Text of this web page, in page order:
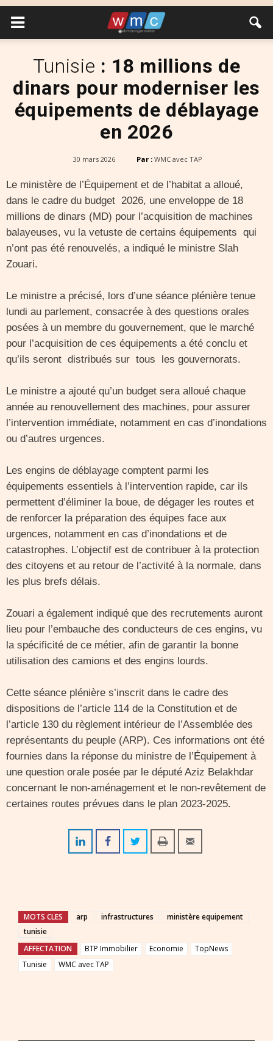
Tunisie : 18 millions de
dinars pour moderniser les
équipements de déblayage
en 2026
30 mars 2026 Par : WMC avec TAP
Le ministère de l’Équipement et de l’habitat a alloué,
dans le cadre du budget 2026, une enveloppe de 18
millions de dinars (MD) pour l’acquisition de machines
balayeuses, vu la vetuste de certains équipements qui
n’ont pas été renouvelés, a indiqué le ministre Slah
Zouari.
Le ministre a précisé, lors d’une séance plénière tenue
lundi au parlement, consacrée à des questions orales
posées à un membre du gouvernement, que le marché
pour l’acquisition de ces équipements a été conclu et
qu’ils seront distribués sur tous les gouvernorats.
Le ministre a ajouté qu’un budget sera alloué chaque
année au renouvellement des machines, pour assurer
l’intervention immédiate, notamment en cas d’inondations
ou d’autres urgences.
Les engins de déblayage comptent parmi les
équipements essentiels à l’intervention rapide, car ils
permettent d’éliminer la boue, de dégager les routes et
de renforcer la préparation des équipes face aux
urgences, notamment en cas d’inondations et de
catastrophes. L’objectif est de contribuer à la protection
des citoyens et au retour de l’activité à la normale, dans
les plus brefs délais.
Zouari a également indiqué que des recrutements auront
lieu pour l’embauche des conducteurs de ces engins, vu
la spécificité de ce métier, afin de garantir la bonne
utilisation des camions et des engins lourds.
Cette séance plénière s’inscrit dans le cadre des
dispositions de l’article 114 de la Constitution et de
l’article 130 du règlement intérieur de l’Assemblée des
représentants du peuple (ARP). Ces informations ont été
fournies dans la réponse du ministre de l’Équipement à
une question orale posée par le député Aziz Belakhdar
concernant le non-aménagement et le non-revêtement de
certaines routes prévues dans le plan 2023-2025.
MOTS CLES arp infrastructures
ministère equipement
tunisie
AFFECTATION
BTP Immobilier Economie
TopNews
Tunisie
WMC avec TAP